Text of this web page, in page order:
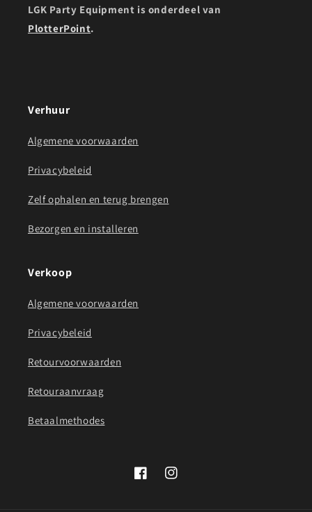
LGK Party Equipment is onderdeel van
PlotterPoint.
Verhuur
Algemene voorwaarden
Privacybeleid
Zelf ophalen en terug brengen
Bezorgen en installeren
Verkoop
Algemene voorwaarden
Privacybeleid
Retourvoorwaarden
Retouraanvraag
Betaalmethodes
FacebookInstagram